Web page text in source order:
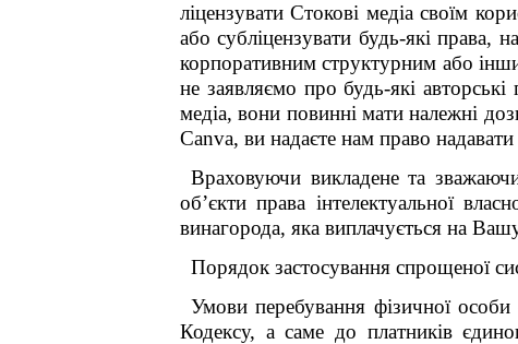
ліцензувати Стокові медіа своїм
або субліцензувати будь-які права,
корпоративним структурним або
не заявляємо про будь-які
медіа, вони повинні мати належні
Canva, ви надаєте нам право
Враховуючи викладене та
об’єкти права інтелектуальної
винагорода, яка виплачується на
Порядок застосування спрощеної
Умови перебування фізичної
Кодексу, а саме до платників